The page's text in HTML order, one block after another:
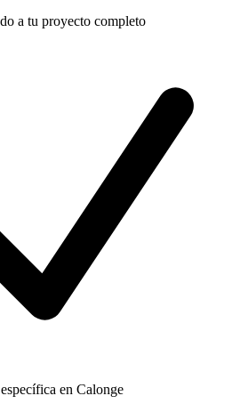
a tu proyecto completo
en Calonge